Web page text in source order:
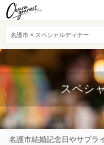
名護市 × スペシャルディナー
スペシ
名護市結婚記念日やサプラ